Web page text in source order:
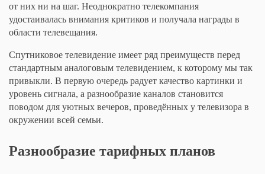
от них ни на шаг. Неоднократно телекомпания
удостаивалась внимания критиков и получала награды в
области телевещания.
Спутниковое телевидение имеет ряд преимуществ перед
стандартным аналоговым телевидением, к которому мы так
привыкли. В первую очередь радует качество картинки и
уровень сигнала, а разнообразие каналов становится
поводом для уютных вечеров, проведённых у телевизора в
окружении всей семьи.
Разнообразие тарифных планов